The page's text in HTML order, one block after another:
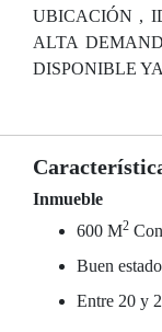
UBICACIÓN ,
ALTA
DISPONIBLE
Inmueble
600 M2
Buen estado
Entre 20 y